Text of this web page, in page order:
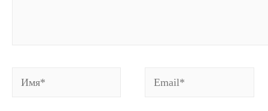
Имя* Email*